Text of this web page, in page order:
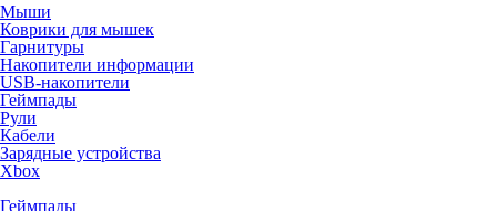
Мыши
Коврики для мышек
Гарнитуры
Накопители информации
USB-накопители
Геймпады
Рули
Кабели
Зарядные устройства
Xbox
Геймпады